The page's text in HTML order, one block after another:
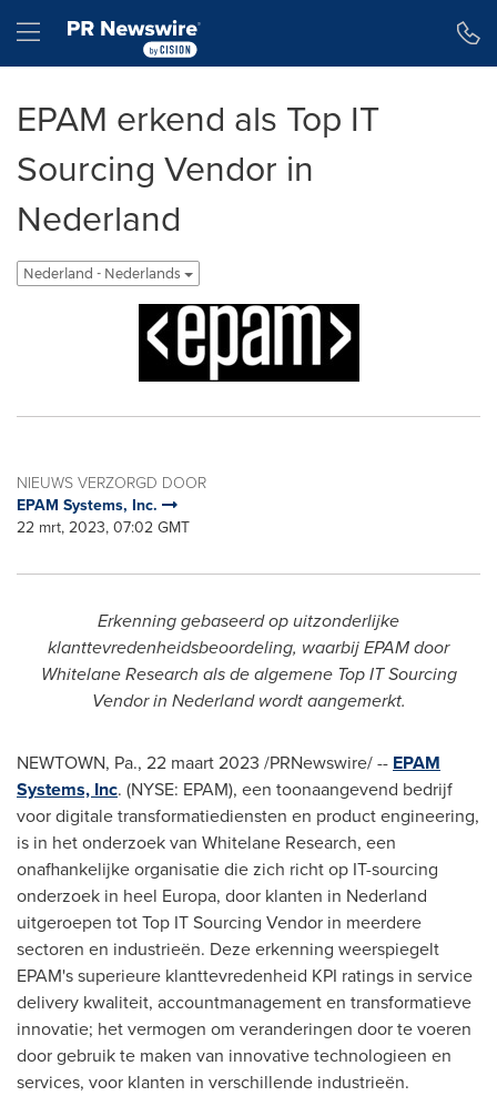
Hamburger menu
EPAM erkend als Top IT
Sourcing Vendor in
Nederland
Nederland - Nederlands
NIEUWS VERZORGD DOOR
EPAM Systems, Inc.
22 mrt, 2023, 07:02 GMT
Erkenning gebaseerd op uitzonderlijke
klanttevredenheidsbeoordeling, waarbij EPAM door
Whitelane Research als de algemene Top IT Sourcing
Vendor in Nederland wordt aangemerkt.
NEWTOWN, Pa., 22 maart 2023 /PRNewswire/ -- EPAM
Systems, Inc. (NYSE: EPAM), een toonaangevend bedrijf
voor digitale transformatiediensten en product engineering,
is in het onderzoek van Whitelane Research, een
onafhankelijke organisatie die zich richt op IT-sourcing
onderzoek in heel Europa, door klanten in Nederland
uitgeroepen tot Top IT Sourcing Vendor in meerdere
sectoren en industrieën. Deze erkenning weerspiegelt
EPAM's superieure klanttevredenheid KPI ratings in service
delivery kwaliteit, accountmanagement en transformatieve
innovatie; het vermogen om veranderingen door te voeren
door gebruik te maken van innovative technologieen en
services, voor klanten in verschillende industrieën.